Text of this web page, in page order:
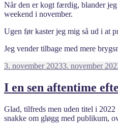
Når den er kogt færdig, blander
weekend i november.
Ugen før kaster jeg mig så ud i at
Jeg vender tilbage med mere
Udgivet
3. november 20233. november
I en sen aftentime
Glad, tilfreds men uden titel i
snakke om gløgg med publikum,